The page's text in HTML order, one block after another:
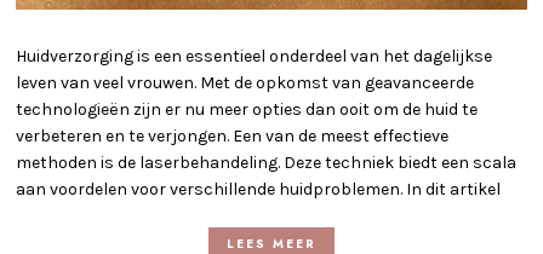
Huidverzorging is een essentieel onderdeel van het dagelijkse
leven van veel vrouwen. Met de opkomst van geavanceerde
technologieën zijn er nu meer opties dan ooit om de huid te
verbeteren en te verjongen. Een van de meest effectieve
methoden is de laserbehandeling. Deze techniek biedt een scala
aan voordelen voor verschillende huidproblemen. In dit artikel
LEES MEER